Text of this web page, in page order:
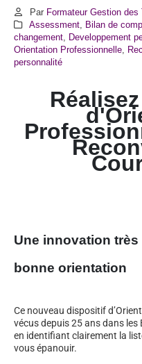
Par Formateur Gestion des
Assessment, Bilan de
changement
Developpement
Orientation Professionnelle
personnalité
Une innovation
bonne orientation
Ce nouveau dispositif
vécus depuis 25 ans dans
en identifiant clairement la
vous épanouir.